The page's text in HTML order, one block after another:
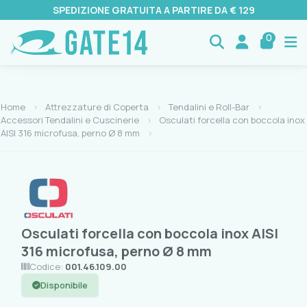
SPEDIZIONE GRATUITA A PARTIRE DA € 129
0
Home Attrezzature di Coperta
Tendalini e Roll-Bar
Accessori Tendalini e Cuscinerie
Osculati forcella con boccola inox
AISI 316 microfusa, perno Ø 8 mm
Osculati forcella con boccola inox AISI
316 microfusa, perno Ø 8 mm
Codice: 001.46.109.00
Disponibile